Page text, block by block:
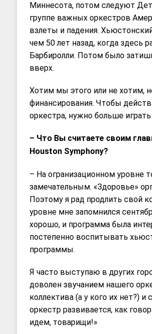
Миннесота, потом следуют
группе важных оркестров
взлеты и падения.
чем 50 лет назад, когда здесь
Барбиролли. Потом было
вверх.
Хотим мы этого или не хотим,
финансирования. Чтобы
оркестра, нужно больше
– Что Вы считаете своим
Houston Symphony?
– На огранизационном уровне
замечательным. «Здоровье»
Поэтому я рад продлить свой
уровне мне запомнился
хорошо, и программа была
постепенно воспитывать
программы.
Я часто выступаю в других
доволен звучанием нашего
коллектива (а у кого их нет?)
оркестр развивается, как
идем, товарищи!»